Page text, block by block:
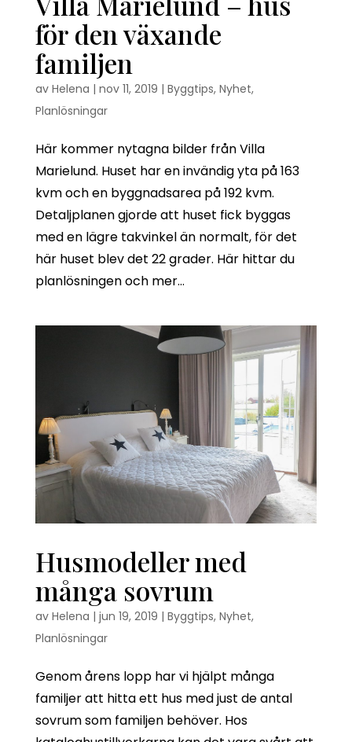
för den växande
familjen
av Helena | nov 11, 2019 | Byggtips, Nyhet,
Planlösningar
Här kommer nytagna bilder från Villa
Marielund. Huset har en invändig yta på 163
kvm och en byggnadsarea på 192 kvm.
Detaljplanen gjorde att huset fick byggas
med en lägre takvinkel än normalt, för det
här huset blev det 22 grader. Här hittar du
planlösningen och mer...
Husmodeller med
många sovrum
av Helena | jun 19, 2019 | Byggtips, Nyhet,
Planlösningar
Genom årens lopp har vi hjälpt många
familjer att hitta ett hus med just de antal
sovrum som familjen behöver. Hos